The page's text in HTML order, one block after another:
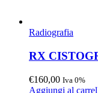
Radiografia
RX
€160,00 Iva 0%
Aggiungi al